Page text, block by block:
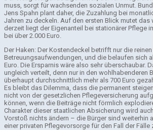
muss, sorgt für wachsenden sozialen Unmut.
Jens Spahn plant daher, die Zuzahlung bei
Jahren zu deckeln. Auf den ersten Blick mutet das
derzeit liegt der Eigenanteil bei stationärer Pflege
bei über 2.000 Euro.
Der Haken: Der Kostendeckel betrifft nur die reinen
Betreuungsaufwendungen, und die belaufen sich
Euro. Die Ersparnis wäre also sehr überschaubar.
ungleich verteilt, denn nur in den wohlhabenderen
überhaupt durchschnittlich mehr als 700 Euro
Es bleibt das Dilemma, dass die permanent
nicht von der gesetzlichen Pflegeversicherung
können, wenn die Beiträge nicht förmlich
Charakter dieser staatlichen Absicherung wird
Vorstoß nichts ändern – die Bürger sind weiterhin
einer privaten Pflegevorsorge für den Fall der Fälle